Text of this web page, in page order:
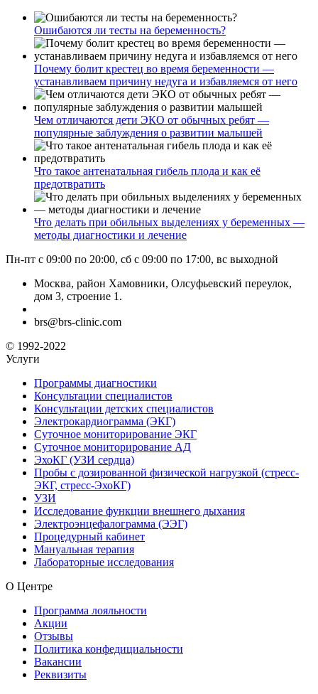
Ошибаются ли тесты на беременность?
Почему болит крестец во время беременности —
устанавливаем причину недуга и избавляемся от него
Чем отличаются дети ЭКО от обычных ребят —
популярные заблуждения о развитии малышей
Что такое антенатальная гибель плода и как её
предотвратить
Что делать при обильных выделениях у беременных —
методы диагностики и лечение
Пн-пт с 09:00 по 20:00, сб с 09:00 по 17:00, вс выходной
Москва, район Хамовники, Олсуфьевский переулок,
дом 3, строение 1.
brs@brs-clinic.com
© 1992-2022
Услуги
Программы диагностики
Консультации специалистов
Консультации детских специалистов
Электрокардиограмма (ЭКГ)
Суточное мониторирование ЭКГ
Суточное мониторирование АД
ЭхоКГ (УЗИ сердца)
Пробы с дозированной физической нагрузкой (стресс-
ЭКГ, стресс-ЭхоКГ)
УЗИ
Исследование функции внешнего дыхания
Электроэнцефалограмма (ЭЭГ)
Процедурный кабинет
Мануальная терапия
Лабораторные исследования
О Центре
Программа лояльности
Акции
Отзывы
Политика конфедициальности
Вакансии
Реквизиты